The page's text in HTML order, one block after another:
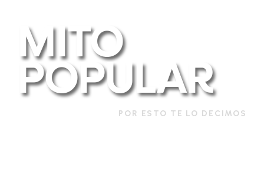
MITO
POPULAR
POR ESTO TE LO DECIMOS